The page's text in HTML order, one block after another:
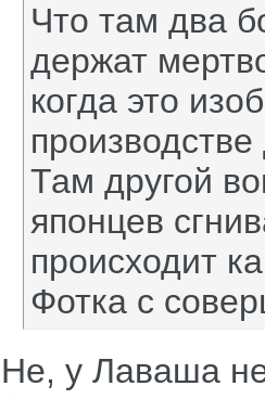
Что там два
держат
когда это
Там другой
японцев
происходит
Фотка с
Не, у Лаваша